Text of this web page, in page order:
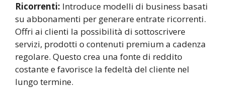
Ricorrenti: Introduce modelli di business basati
su abbonamenti per generare entrate ricorrenti.
Offri ai clienti la possibilità di sottoscrivere
servizi, prodotti o contenuti premium a cadenza
regolare. Questo crea una fonte di reddito
costante e favorisce la fedeltà del cliente nel
lungo termine.